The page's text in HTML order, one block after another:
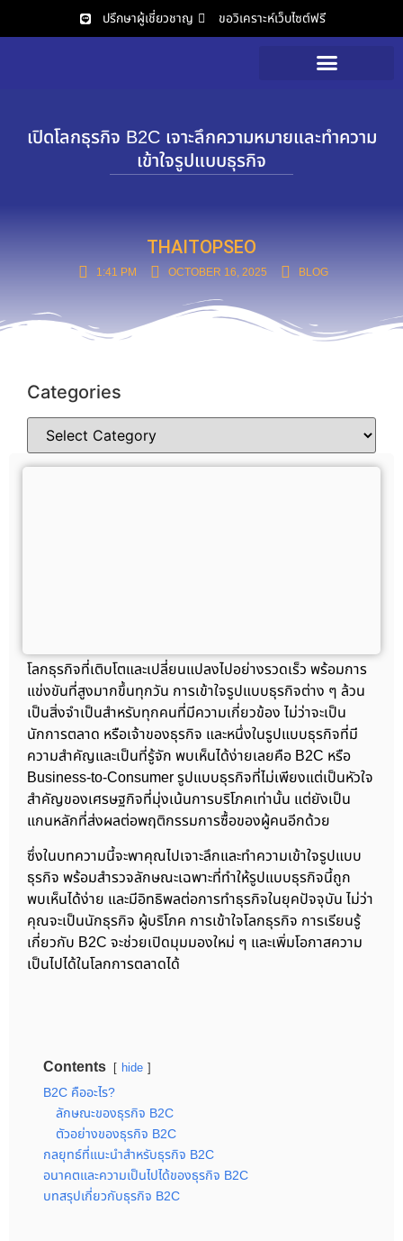
ปรึกษาผู้เชี่ยวชาญ ขอวิเคราะห์เว็บไซต์ฟรี
เปิดโลกธุรกิจ B2C เจาะลึกความหมายและทำความ
เข้าใจรูปแบบธุรกิจ
THAITOPSEO
1:41 PM OCTOBER 16, 2025 BLOG
Categories
โลกธุรกิจที่เติบโตและเปลี่ยนแปลงไปอย่างรวดเร็ว พร้อมการ
แข่งขันที่สูงมากขึ้นทุกวัน การเข้าใจรูปแบบธุรกิจต่าง ๆ ล้วน
เป็นสิ่งจำเป็นสำหรับทุกคนที่มีความเกี่ยวข้อง ไม่ว่าจะเป็น
นักการตลาด หรือเจ้าของธุรกิจ และหนึ่งในรูปแบบธุรกิจที่มี
ความสำคัญและเป็นที่รู้จัก พบเห็นได้ง่ายเลยคือ B2C หรือ
Business-to-Consumer รูปแบบธุรกิจที่ไม่เพียงแต่เป็นหัวใจ
สำคัญของเศรษฐกิจที่มุ่งเน้นการบริโภคเท่านั้น แต่ยังเป็น
แกนหลักที่ส่งผลต่อพฤติกรรมการซื้อของผู้คนอีกด้วย
ซึ่งในบทความนี้จะพาคุณไปเจาะลึกและทำความเข้าใจรูปแบบ
ธุรกิจ พร้อมสำรวจลักษณะเฉพาะที่ทำให้รูปแบบธุรกิจนี้ถูก
พบเห็นได้ง่าย และมีอิทธิพลต่อการทำธุรกิจในยุคปัจจุบัน ไม่ว่า
คุณจะเป็นนักธุรกิจ ผู้บริโภค การเข้าใจโลกธุรกิจ การเรียนรู้
เกี่ยวกับ B2C จะช่วยเปิดมุมมองใหม่ ๆ และเพิ่มโอกาสความ
เป็นไปได้ในโลกการตลาดได้
Contents hide
B2C คืออะไร?
ลักษณะของธุรกิจ B2C
ตัวอย่างของธุรกิจ B2C
กลยุทธ์ที่แนะนำสำหรับธุรกิจ B2C
อนาคตและความเป็นไปได้ของธุรกิจ B2C
บทสรุปเกี่ยวกับธุรกิจ B2C